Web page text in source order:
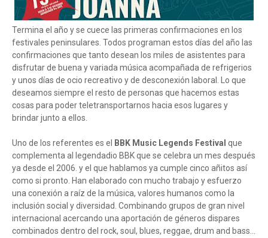
Termina el año y se cuece las primeras confirmaciones en los
festivales peninsulares. Todos programan estos días del año las
confirmaciones que tanto desean los miles de asistentes para
disfrutar de buena y variada música acompañada de refrigerios
y unos días de ocio recreativo y de desconexión laboral. Lo que
deseamos siempre el resto de personas que hacemos estas
cosas para poder teletransportarnos hacia esos lugares y
brindar junto a ellos.
Uno de los referentes es el BBK Music Legends Festival que
complementa al legendadio BBK que se celebra un mes después
ya desde el 2006. y el que hablamos ya cumple cinco añitos así
como si pronto. Han elaborado con mucho trabajo y esfuerzo
una conexión a raíz de la música, valores humanos como la
inclusión social y diversidad. Combinando grupos de gran nivel
internacional acercando una aportación de géneros dispares
combinados dentro del rock, soul, blues, reggae, drum and bass...